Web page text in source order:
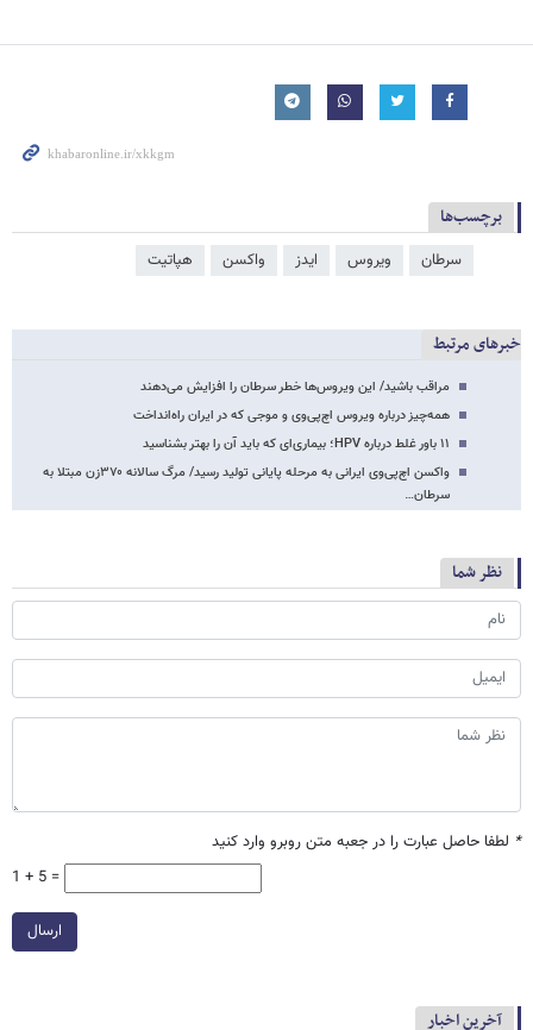
برچسب‌ها
سرطان ویروس ایدز واکسن هپاتیت
خبرهای مرتبط
مراقب باشید/ این ویروس‌ها خطر سرطان را افزایش می‌دهند
همه‌چیز درباره ویروس اچ‌پی‌وی و موجی که در ایران راه‌انداخت
۱۱ باور غلط درباره HPV؛ بیماری‌ای که باید آن را بهتر بشناسید
واکسن اچ‌پی‌وی ایرانی به مرحله پایانی تولید رسید/ مرگ سالانه ۳۷۰زن مبتلا به
سرطان…
نظر شما
* لطفا حاصل عبارت را در جعبه متن روبرو وارد کنید
1 + 5 =
ارسال
آخرین اخبار